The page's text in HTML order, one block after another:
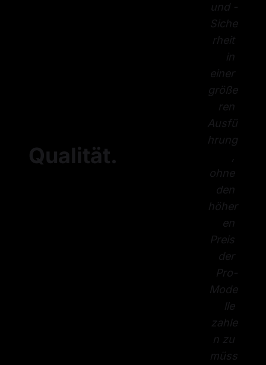
Qualität.
und -
Siche
rheit
in
einer
größe
ren
Ausfü
hrung
ohne
den
höher
en
Preis
der
Pro-
Mode
lle
zahle
n zu
müss